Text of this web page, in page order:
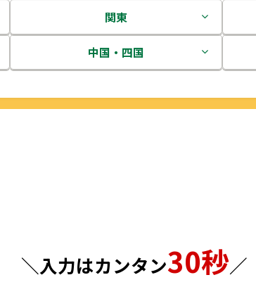
関東
茨城県
神奈川県
中国・四国
徳島県
＼入力はカンタン30秒／